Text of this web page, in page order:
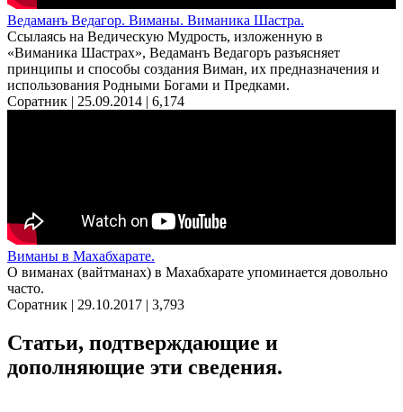
Ведаманъ Ведагор. Виманы. Виманика Шастра.
Ссылаясь на Ведическую Мудрость, изложенную в
«Виманика Шастрах», Ведаманъ Ведагоръ разъясняет
принципы и способы создания Виман, их предназначения и
использования Родными Богами и Предками.
Соратник | 25.09.2014 | 6,174
Виманы в Махабхарате.
О виманах (вайтманах) в Махабхарате упоминается довольно
часто.
Соратник | 29.10.2017 | 3,793
Статьи, подтверждающие и
дополняющие эти сведения.